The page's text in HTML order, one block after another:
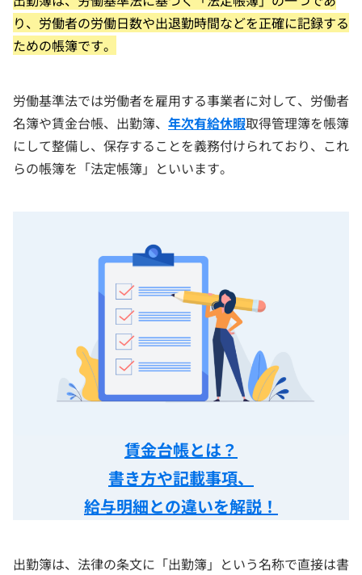
り、労働者の労働日数や出退勤時間などを正確に記録する
ための帳簿です。
労働基準法では労働者を雇用する事業者に対して、労働者
名簿や賃金台帳、出勤簿、 年次有給休暇取得管理簿を帳簿
にして整備し、保存することを義務付けられており、これ
らの帳簿を「法定帳簿」といいます。
賃金台帳とは？
書き方や記載事項、
給与明細との違いを解説！
出勤簿は、法律の条文に「出勤簿」という名称で直接は書